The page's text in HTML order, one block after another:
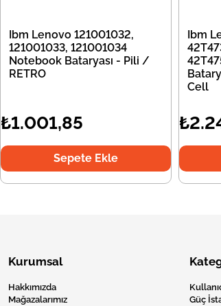
Ibm Lenovo 121001032,
121001033, 121001034
Notebook Bataryası - Pili /
RETRO
₺1.001,85
Sepete Ekle
Ibm
Cell
Kurumsal
Hakkımızda
Mağazalarımız
Güç